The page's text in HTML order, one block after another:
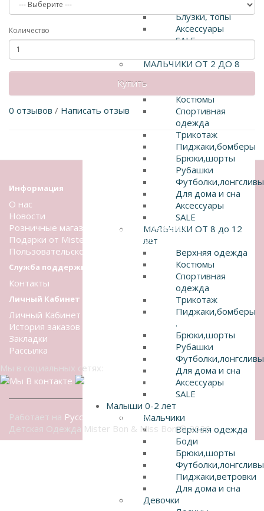
Блузки, топы
Аксессуары
SALE
МАЛЬЧИКИ ОТ 2 ДО 8
Костюмы
Спортивная
одежда
Трикотаж
Пиджаки,бомберы
Брюки,шорты
Рубашки
Футболки,лонгсливы
Для дома и сна
Аксессуары
SALE
МАЛЬЧИКИ ОТ 8 до 12
лет
Верхняя одежда
Костюмы
Спортивная
одежда
Трикотаж
Пиджаки,бомберы
.
Брюки,шорты
Рубашки
Футболки,лонгсливы
Для дома и сна
Аксессуары
SALE
Малыши 0-2 лет
Мальчики
Верхняя одежда
Боди
Брюки,шорты
Футболки,лонгсливы
Пиджаки,ветровки
Для дома и сна
Девочки
Количество
Купить
0 отзывов / Написать отзыв
Информация
О нас
Новости
Розничные магазины с нашими товарами.
Подарки от Mister Bon & Miss Bon .
Пользовательское соглашение
Служба поддержки
Контакты
Личный Кабинет
Личный Кабинет
История заказов
Закладки
Рассылка
Мы в социальных сетях:
Работает на Русский OpenCart 3x
Детская Одежда Mister Bon & Miss Bon © 2026